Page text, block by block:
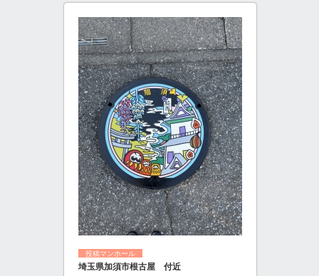
投稿マンホール
埼玉県加須市根古屋 付近